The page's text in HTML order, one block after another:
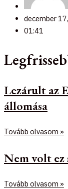
december
01:41
Lezárult az
állomása
Tovább olvasom »
Nem volt ez
Tovább olvasom »